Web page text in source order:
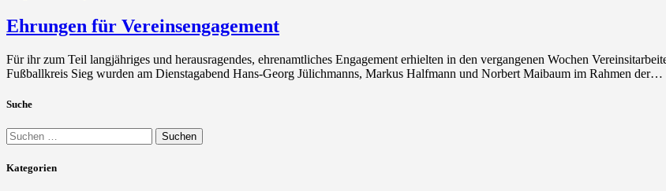
Ehrungen für Vereinsengagement
Für ihr zum Teil langjähriges und herausragendes, ehrenamtliches Engagement erhielten in den vergangenen Wochen
Fußballkreis Sieg wurden am Dienstagabend Hans-Georg Jülichmanns, Markus Halfmann und Norbert Maibaum im Rahmen der…
Suche
Suchen
nach:
Kategorien